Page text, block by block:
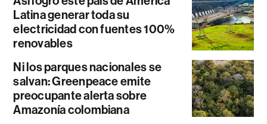
Latina generar toda su
electricidad con fuentes 100%
renovables
Ni los parques nacionales se
salvan: Greenpeace emite
preocupante alerta sobre
Amazonía colombiana